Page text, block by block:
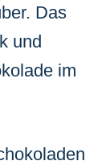
Das
und
im